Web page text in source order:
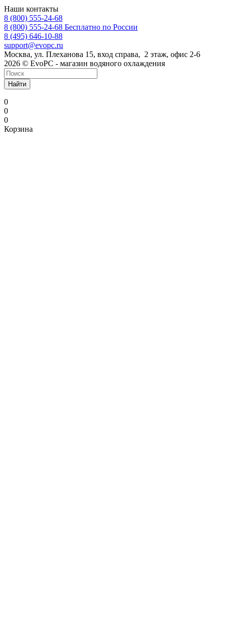
Наши контакты
8 (800) 555-24-68
8 (800) 555-24-68 Бесплатно по России
8 (495) 646-10-88
support@evopc.ru
Москва, ул. Плеханова 15, вход справа, 2 этаж, офис 2-6
2026 © EvoPC - магазин водяного охлаждения
Найти
0
0
0
Корзина